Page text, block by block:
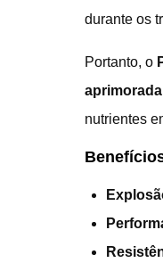
durante os
Portanto, o
nutrientes